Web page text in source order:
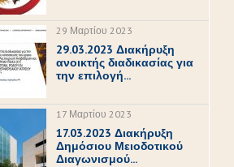
29 Μαρτίου 2023
29.03.2023 Διακήρυξη
ανοικτής διαδικασίας για
την επιλογή...
17 Μαρτίου 2023
17.03.2023 Διακήρυξη
Δημόσιου Μειοδοτικού
Διαγωνισμού...